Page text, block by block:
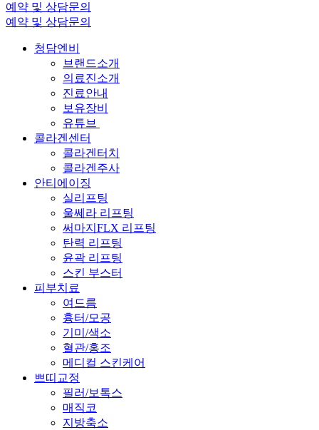
예약 및 상담문의
예약 및 상담문의
청담엔비
브랜드소개
의료진소개
진료안내
보유장비
유튜브
콜라겐센터
콜라겐터치
콜라겐주사
안티에이징
실리프팅
울쎄라 리프팅
써마지FLX 리프팅
탄력 리프팅
윤곽 리프팅
스킨 부스터
피부치료
여드름
흉터/모공
기미/색소
혈관/홍조
메디컬 스킨케어
쁘띠교정
필러/보톡스
매직코
지방축소